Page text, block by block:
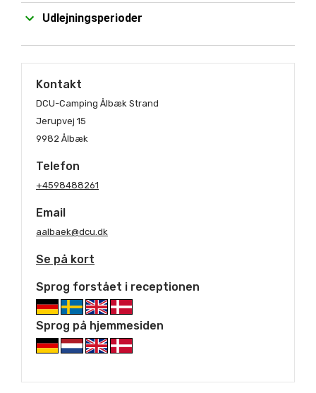
Udlejningsperioder
Kontakt
DCU-Camping Ålbæk Strand
Jerupvej 15
9982 Ålbæk
Telefon
+4598488261
Email
aalbaek@dcu.dk
Se på kort
Sprog forstået i receptionen
Sprog på hjemmesiden